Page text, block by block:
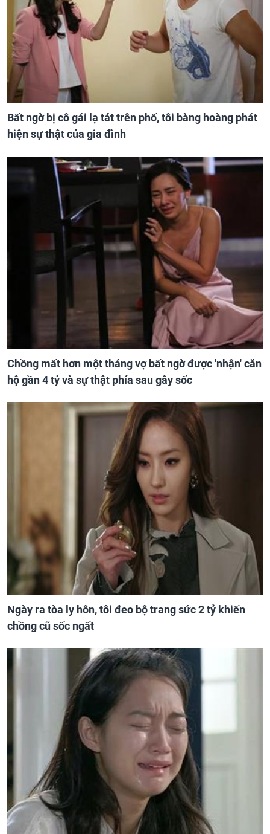
Bất ngờ bị cô gái lạ tát trên phố, tôi bàng hoàng phát
hiện sự thật của gia đình
Chồng mất hơn một tháng vợ bất ngờ được 'nhận' căn
hộ gần 4 tỷ và sự thật phía sau gây sốc
Ngày ra tòa ly hôn, tôi đeo bộ trang sức 2 tỷ khiến
chồng cũ sốc ngất